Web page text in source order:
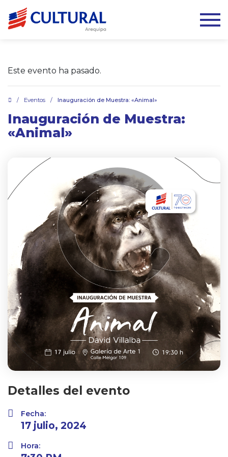
Este evento ha pasado.
/ Eventos / Inauguración de Muestra: «Animal»
Inauguración de Muestra:
«Animal»
Detalles del evento
Fecha:
17 julio, 2024
Hora: